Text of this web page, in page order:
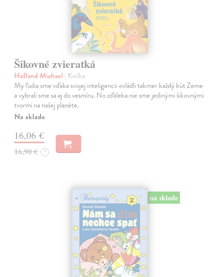
Šikovné zvieratká
Holland Michael | Kniha
My ľudia sme vďaka svojej inteligencii ovládli takmer každý kút Zeme
a vybrali sme sa aj do vesmíru. No zďaleka nie sme jedinými šikovnými
tvormi na našej planéte.
Na sklade
16,06 €
16,90 € ?
na sklade